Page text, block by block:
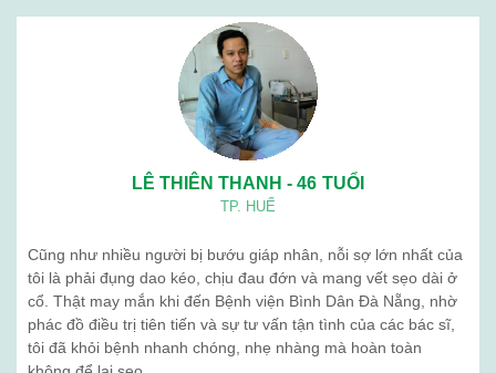
LÊ THIÊN THANH - 46 TUỔI
TP. HUẾ
Cũng như nhiều người bị bướu giáp nhân, nỗi sợ lớn nhất của
tôi là phải đụng dao kéo, chịu đau đớn và mang vết sẹo dài ở
cổ. Thật may mắn khi đến Bệnh viện Bình Dân Đà Nẵng, nhờ
phác đồ điều trị tiên tiến và sự tư vấn tận tình của các bác sĩ,
tôi đã khỏi bệnh nhanh chóng, nhẹ nhàng mà hoàn toàn